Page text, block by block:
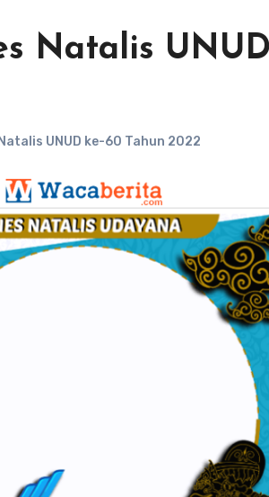
Natalis
UNUD ke-60 Tahun 2022